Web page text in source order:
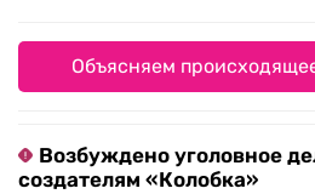
Объясняем
Возбуждено уголовное
создателям «Колобка»